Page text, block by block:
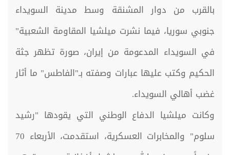
بالقرب من دوار المشنقة وسط مدينة السويداء
جنوبي سوريا، فيما نشرت ميلشيا المقاومة الشعبية"
في السويداء المدعومة من إيران، صورة تظهر جثة
الحكيم وكتب عليها عبارات وصفته بـ"الفاطس" ما أثار
غضب أهالي السويداء.
وكانت ميلشيا الدفاع الوطني التي يقودها "رشيد
سلوم" والمخابرات العسكرية، استقدمت، الأربعاء 70